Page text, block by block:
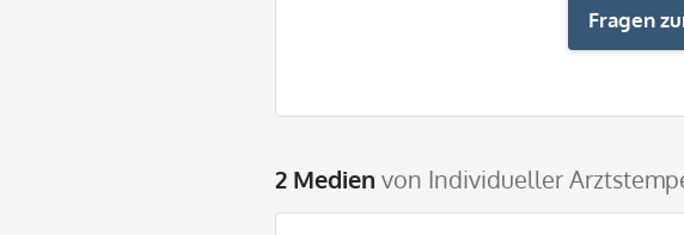
Fragen
2 Medien von Individueller